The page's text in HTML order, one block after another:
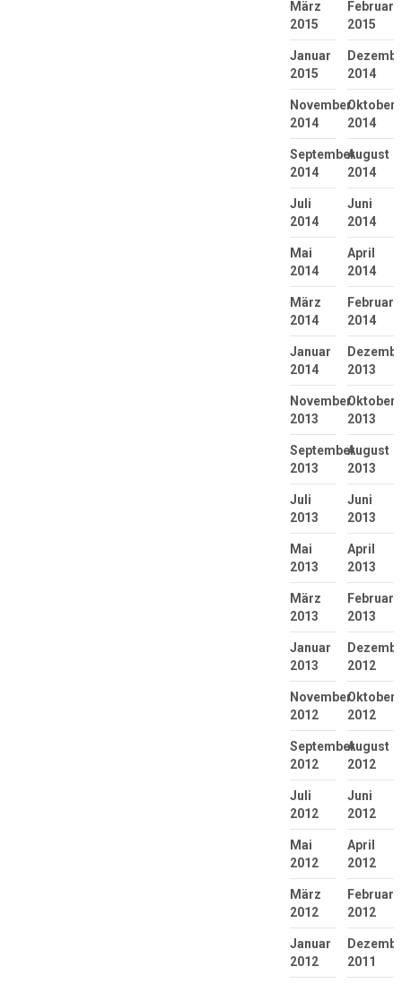
März
2015
Februar
2015
Januar
2015
2014
November
2014
Oktober
2014
September
2014
August
2014
Juli
2014
Juni
2014
Mai
2014
April
2014
März
2014
Februar
2014
Januar
2014
2013
November
2013
Oktober
2013
September
2013
August
2013
Juli
2013
Juni
2013
Mai
2013
April
2013
März
2013
Februar
2013
Januar
2013
2012
November
2012
Oktober
2012
September
2012
August
2012
Juli
2012
Juni
2012
Mai
2012
April
2012
März
2012
Februar
2012
Januar
2012
2011